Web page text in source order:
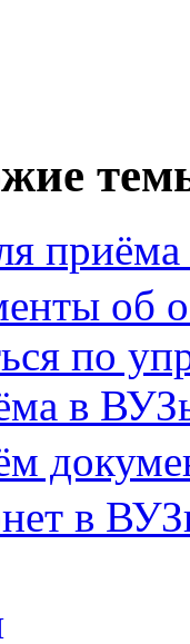
приёма
об
по
в
в